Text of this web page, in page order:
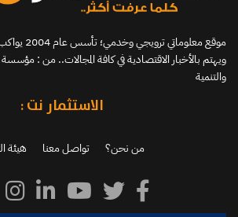
موقع
ويهتم بالأخبار الاقتصادية في كافة المجالات.. من :
والتنمية
الاستثمار نت :
من نحن؟ تواصل معنا هيئة